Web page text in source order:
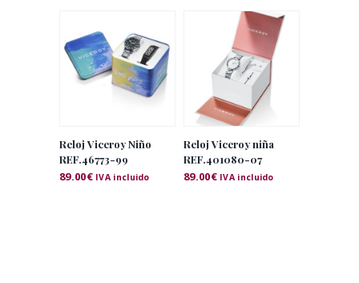
Reloj Viceroy Niño
REF.46773-99
89.00€ IVA incluido
Reloj Viceroy niña
REF.401080-07
89.00€ IVA incluido